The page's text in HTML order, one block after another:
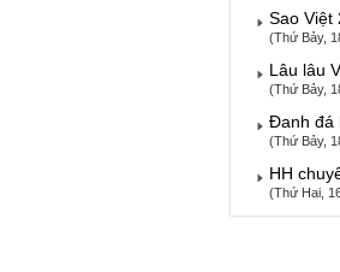
Sao Việt
(Thứ Bảy,
Lâu lâu
(Thứ Bảy,
Đanh đá
(Thứ Bảy,
HH
(Thứ Hai,